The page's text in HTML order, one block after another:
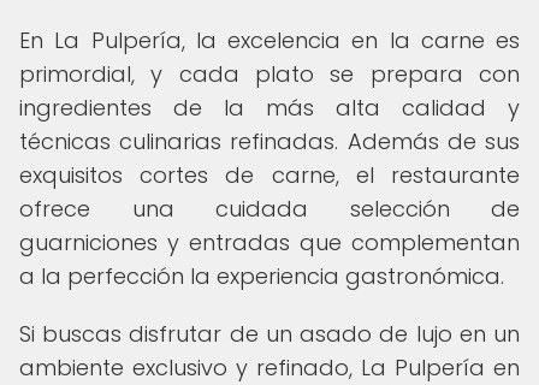
En La Pulpería, la excelencia en la carne es
primordial, y cada plato se prepara con
ingredientes de la más alta calidad y
técnicas culinarias refinadas. Además de sus
exquisitos cortes de carne, el restaurante
ofrece una cuidada selección de
guarniciones y entradas que complementan
a la perfección la experiencia gastronómica.
Si buscas disfrutar de un asado de lujo en un
ambiente exclusivo y refinado, La Pulpería en